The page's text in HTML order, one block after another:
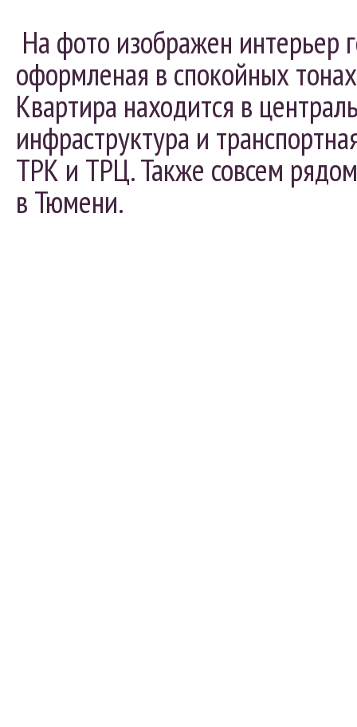
На фото изображен интерьер
оформленая в спокойных
Квартира находится в
инфраструктура и
ТРК и ТРЦ. Также совсем
в Тюмени.